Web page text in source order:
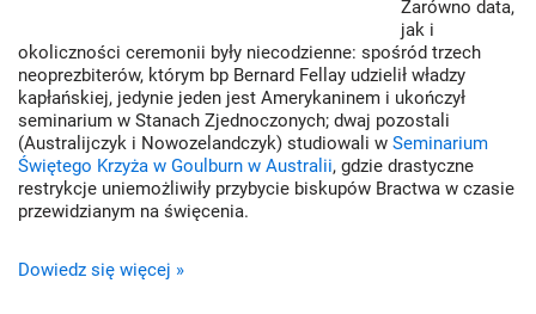
Zarówno data,
jak i
okoliczności ceremonii były niecodzienne: spośród trzech
neoprezbiterów, którym bp Bernard Fellay udzielił władzy
kapłańskiej, jedynie jeden jest Amerykaninem i ukończył
seminarium w Stanach Zjednoczonych; dwaj pozostali
(Australijczyk i Nowozelandczyk) studiowali w Seminarium
Świętego Krzyża w Goulburn w Australii, gdzie drastyczne
restrykcje uniemożliwiły przybycie biskupów Bractwa w czasie
przewidzianym na święcenia.
Dowiedz się więcej »